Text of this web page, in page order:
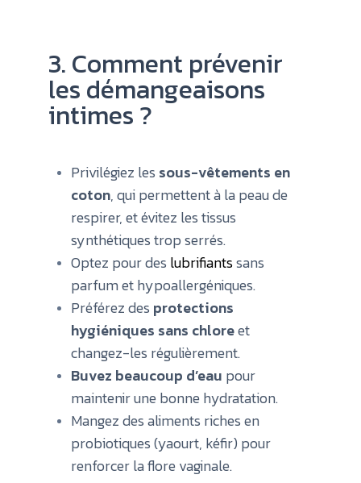
3. Comment prévenir
les démangeaisons
intimes ?
Privilégiez les sous-vêtements en
coton, qui permettent à la peau de
respirer, et évitez les tissus
synthétiques trop serrés.
Optez pour des lubrifiantssans
parfum et hypoallergéniques.
Préférez des protections
hygiéniques sans chloreet
changez-les régulièrement.
Buvez beaucoup d’eau pour
maintenir une bonne hydratation.
Mangez des aliments riches en
probiotiques (yaourt, kéfir) pour
renforcer la flore vaginale.